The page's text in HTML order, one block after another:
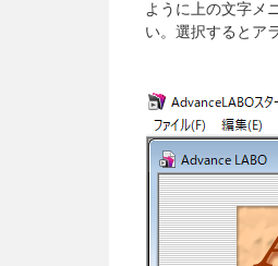
ように上の文字メ
い。選択するとア